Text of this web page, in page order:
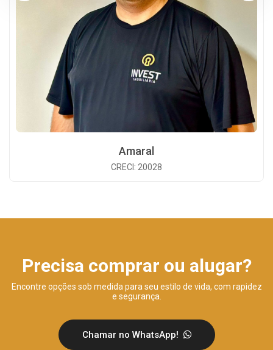
Amaral
CRECI: 20028
Precisa comprar ou alugar?
Encontre opções sob medida para seu estilo de vida, com rapidez
e segurança.
Chamar no WhatsApp!